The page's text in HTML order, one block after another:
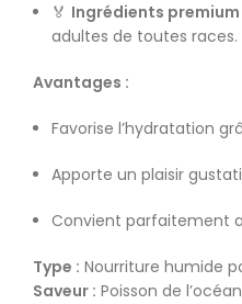
🏅 Ingrédients premium
adultes de toutes races.
Avantages :
Favorise l’hydratation
Apporte un plaisir
Convient parfaitement
Type : Nourriture humide
Saveur : Poisson de l’océan